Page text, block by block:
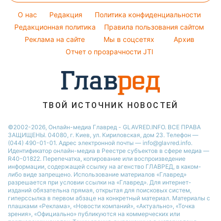
Ани Лорак
Кейт Миддлтон
Алла Пугачева
Курс валют
Погода на сегодня
Погода на завтра
Пылевая буря
O нас Редакция
Политика конфиденциальности
Редакционная политика
Правила пользования сайтом
Реклама на сайте
Мы в соцсетях
Архив
Отчет о прозрачности JTI
ТВОЙ ИСТОЧНИК НОВОСТЕЙ
©2002-2026, Онлайн-медиа Главред - GLAVRED.INFO. ВСЕ ПРАВА
ЗАЩИЩЕНЫ. 04080, г. Киев, ул. Кириловская, дом 23. Телефон —
(044) 490-01-01. Адрес электронной почты — info@glavred.info.
Идентификатор онлайн-медиа в Реестре cубъектов в сфере медиа —
R40-01822. Перепечатка, копирование или воспроизведение
информации, содержащей ссылку на агенство ГЛАВРЕД, в каком-
либо виде запрещено. Использование материалов «Главред»
разрешается при условии ссылки на «Главред». Для интернет-
изданий обязательна прямая, открытая для поисковых систем,
гиперссылка в первом абзаце на конкретный материал. Материалы с
плашками «Реклама», «Новости компаний», «Актуально», «Точка
зрения», «Официально» публикуются на коммерческих или